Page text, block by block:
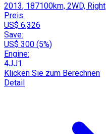
2013, 187100km, 2WD, Right
Preis:
US$ 6,326
Save:
US$ 300 (5%)
Engine:
4JJ1
Klicken Sie zum Berechnen
Detail